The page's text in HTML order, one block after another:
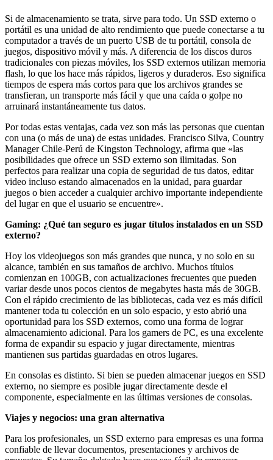
Si de almacenamiento se trata, sirve para todo. Un SSD externo o
portátil es una unidad de alto rendimiento que puede conectarse a tu
computador a través de un puerto USB de tu portátil, consola de
juegos, dispositivo móvil y más. A diferencia de los discos duros
tradicionales con piezas móviles, los SSD externos utilizan memoria
flash, lo que los hace más rápidos, ligeros y duraderos. Eso significa
tiempos de espera más cortos para que los archivos grandes se
transfieran, un transporte más fácil y que una caída o golpe no
arruinará instantáneamente tus datos.
Por todas estas ventajas, cada vez son más las personas que cuentan
con una (o más de una) de estas unidades. Francisco Silva, Country
Manager Chile-Perú de Kingston Technology, afirma que «las
posibilidades que ofrece un SSD externo son ilimitadas. Son
perfectos para realizar una copia de seguridad de tus datos, editar
video incluso estando almacenados en la unidad, para guardar
juegos o bien acceder a cualquier archivo importante independiente
del lugar en que el usuario se encuentre».
Gaming: ¿Qué tan seguro es jugar títulos instalados en un SSD
externo?
Hoy los videojuegos son más grandes que nunca, y no solo en su
alcance, también en sus tamaños de archivo. Muchos títulos
comienzan en 100GB, con actualizaciones frecuentes que pueden
variar desde unos pocos cientos de megabytes hasta más de 30GB.
Con el rápido crecimiento de las bibliotecas, cada vez es más difícil
mantener toda tu colección en un solo espacio, y esto abrió una
oportunidad para los SSD externos, como una forma de lograr
almacenamiento adicional. Para los gamers de PC, es una excelente
forma de expandir su espacio y jugar directamente, mientras
mantienen sus partidas guardadas en otros lugares.
En consolas es distinto. Si bien se pueden almacenar juegos en SSD
externo, no siempre es posible jugar directamente desde el
componente, especialmente en las últimas versiones de consolas.
Viajes y negocios: una gran alternativa
Para los profesionales, un SSD externo para empresas es una forma
confiable de llevar documentos, presentaciones y archivos de